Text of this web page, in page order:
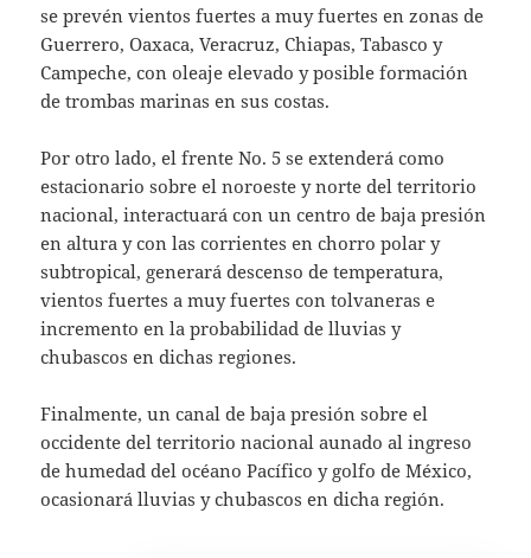
se prevén vientos fuertes a muy fuertes en zonas de
Guerrero, Oaxaca, Veracruz, Chiapas, Tabasco y
Campeche, con oleaje elevado y posible formación
de trombas marinas en sus costas.
Por otro lado, el frente No. 5 se extenderá como
estacionario sobre el noroeste y norte del territorio
nacional, interactuará con un centro de baja presión
en altura y con las corrientes en chorro polar y
subtropical, generará descenso de temperatura,
vientos fuertes a muy fuertes con tolvaneras e
incremento en la probabilidad de lluvias y
chubascos en dichas regiones.
Finalmente, un canal de baja presión sobre el
occidente del territorio nacional aunado al ingreso
de humedad del océano Pacífico y golfo de México,
ocasionará lluvias y chubascos en dicha región.